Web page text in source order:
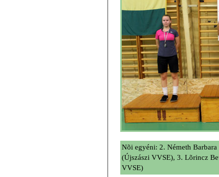
Nõi egyéni: 2. Németh Barbara
(Újszászi VVSE), 3. Lõrincz
VVSE)